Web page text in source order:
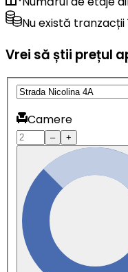
Nu există
Vrei să știi prețul
Camere
– +